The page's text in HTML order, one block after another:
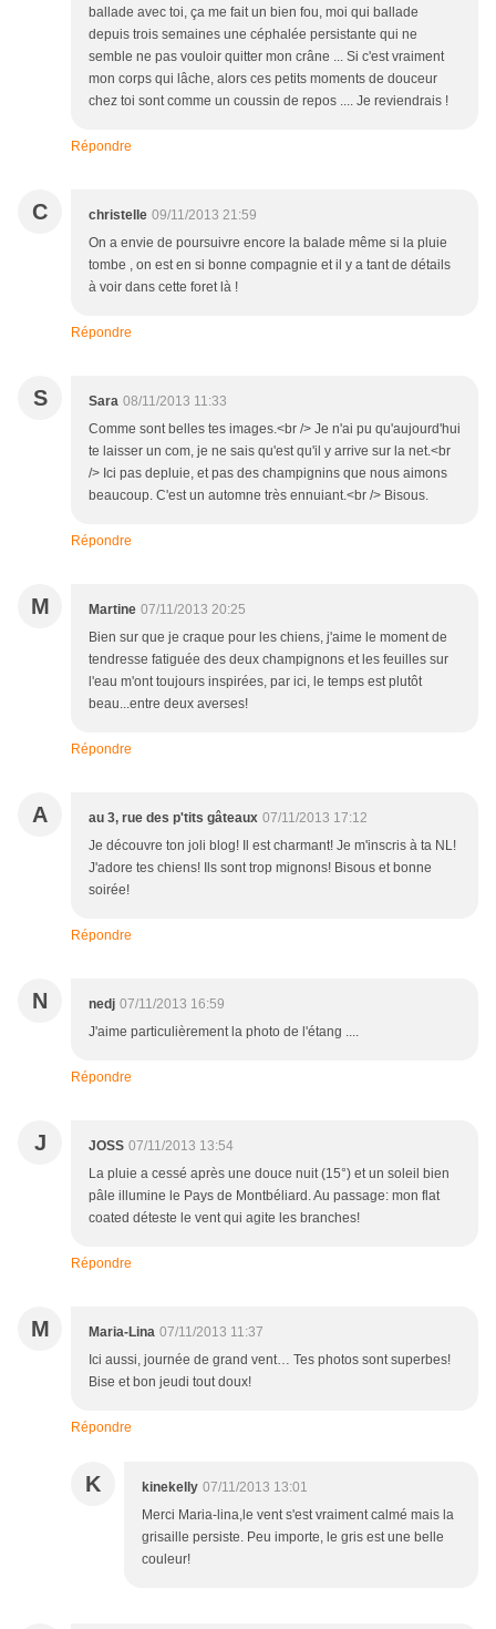
ballade avec toi, ça me fait un bien fou, moi qui ballade
depuis trois semaines une céphalée persistante qui ne
semble ne pas vouloir quitter mon crâne ... Si c'est vraiment
mon corps qui lâche, alors ces petits moments de douceur
chez toi sont comme un coussin de repos .... Je reviendrais !
Répondre
C christelle 09/11/2013 21:59
On a envie de poursuivre encore la balade même si la pluie
tombe , on est en si bonne compagnie et il y a tant de détails
à voir dans cette foret là !
Répondre
S Sara 08/11/2013 11:33
Comme sont belles tes images.<br /> Je n'ai pu qu'aujourd'hui
te laisser un com, je ne sais qu'est qu'il y arrive sur la net.<br
/> Ici pas depluie, et pas des champignins que nous aimons
beaucoup. C'est un automne très ennuiant.<br /> Bisous.
Répondre
M Martine 07/11/2013 20:25
Bien sur que je craque pour les chiens, j'aime le moment de
tendresse fatiguée des deux champignons et les feuilles sur
l'eau m'ont toujours inspirées, par ici, le temps est plutôt
beau...entre deux averses!
Répondre
A au 3, rue des p'tits gâteaux 07/11/2013 17:12
Je découvre ton joli blog! Il est charmant! Je m'inscris à ta NL!
J'adore tes chiens! Ils sont trop mignons! Bisous et bonne
soirée!
Répondre
N nedj 07/11/2013 16:59
J'aime particulièrement la photo de l'étang ....
Répondre
J JOSS 07/11/2013 13:54
La pluie a cessé après une douce nuit (15°) et un soleil bien
pâle illumine le Pays de Montbéliard. Au passage: mon flat
coated déteste le vent qui agite les branches!
Répondre
M Maria-Lina 07/11/2013 11:37
Ici aussi, journée de grand vent… Tes photos sont superbes!
Bise et bon jeudi tout doux!
Répondre
K kinekelly 07/11/2013 13:01
Merci Maria-lina,le vent s'est vraiment calmé mais la
grisaille persiste. Peu importe, le gris est une belle
couleur!